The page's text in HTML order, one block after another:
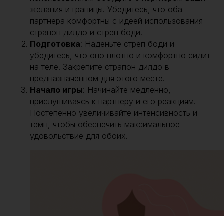
желания и границы. Убедитесь, что оба
партнера комфортны с идеей использования
страпон дилдо и стреп боди.
Подготовка: Наденьте стреп боди и
убедитесь, что оно плотно и комфортно сидит
на теле. Закрепите страпон дилдо в
предназначенном для этого месте.
Начало игры: Начинайте медленно,
прислушиваясь к партнеру и его реакциям.
Постепенно увеличивайте интенсивность и
темп, чтобы обеспечить максимальное
удовольствие для обоих.